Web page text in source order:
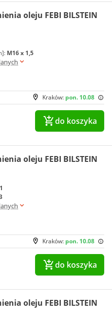
oleju FEBI BILSTEIN
M16 x 1,5
Kraków: pon. 10.08
do koszyka
oleju FEBI BILSTEIN
Kraków: pon. 10.08
do koszyka
oleju FEBI BILSTEIN